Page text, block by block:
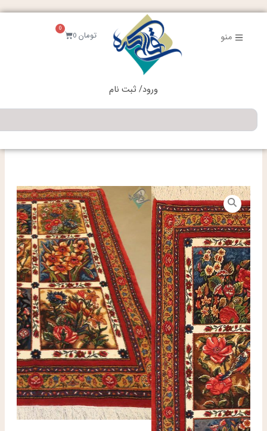
رفتن
منو تومان0
0
سبد
خرید
ورود/ ثبت نام
جستجو